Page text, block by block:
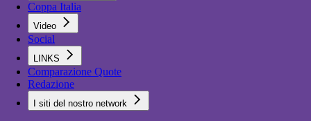
Coppa Italia
Video
Social
LINKS
Comparazione Quote
Redazione
I siti del nostro network